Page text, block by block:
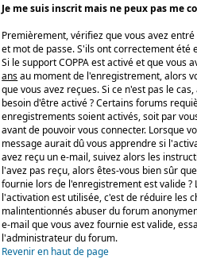
Je me suis inscrit mais ne peux pas me
Premièrement, vérifiez que vous avez
et mot de passe. S'ils ont correctement été
Si le support COPPA est activé et que vous
ansau moment de l'enregistrement, alors
que vous avez reçues. Si ce n'est pas le
besoin d'être activé ? Certains forums
enregistrements soient activés, soit par
avant de pouvoir vous connecter. Lorsque
message aurait dû vous apprendre si
avez reçu un e-mail, suivez alors les
l'avez pas reçu, alors êtes-vous bien sûr
fournie lors de l'enregistrement est valide ?
l'activation est utilisée, c'est de réduire les
malintentionnés abuser du forum
e-mail que vous avez fournie est valide,
l'administrateur du forum.
Revenir en haut de page